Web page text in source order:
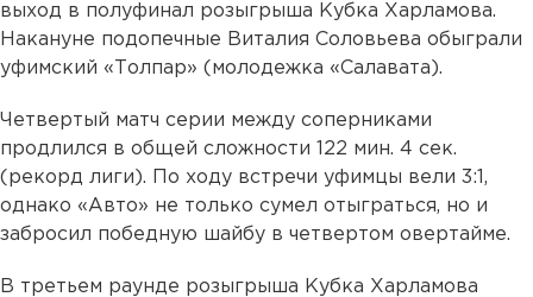
выход в полуфинал розыгрыша Кубка Харламова.
Накануне подопечные Виталия Соловьева обыграли
уфимский «Толпар» (молодежка «Салавата).
Четвертый матч серии между соперниками
продлился в общей сложности 122 мин. 4 сек.
(рекорд лиги). По ходу встречи уфимцы вели 3:1,
однако «Авто» не только сумел отыграться, но и
забросил победную шайбу в четвертом овертайме.
В третьем раунде розыгрыша Кубка Харламова